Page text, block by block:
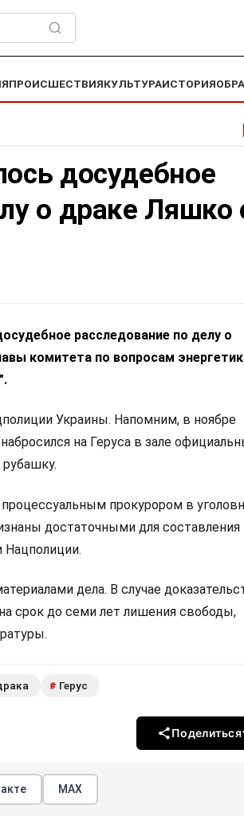
ПРОИСШЕСТВИЯКУЛЬТУРАИСТОРИЯ
досудебное
о драке Ляшко
расследование по делу о
комитета по вопросам
Украины. Напомним, в ноябре
на Геруса в зале
прокурором в
достаточными для составления
Нацполиции.
дела. В случае
срок до семи лет лишения свободы,
# Герус
Поделиться
МАХ